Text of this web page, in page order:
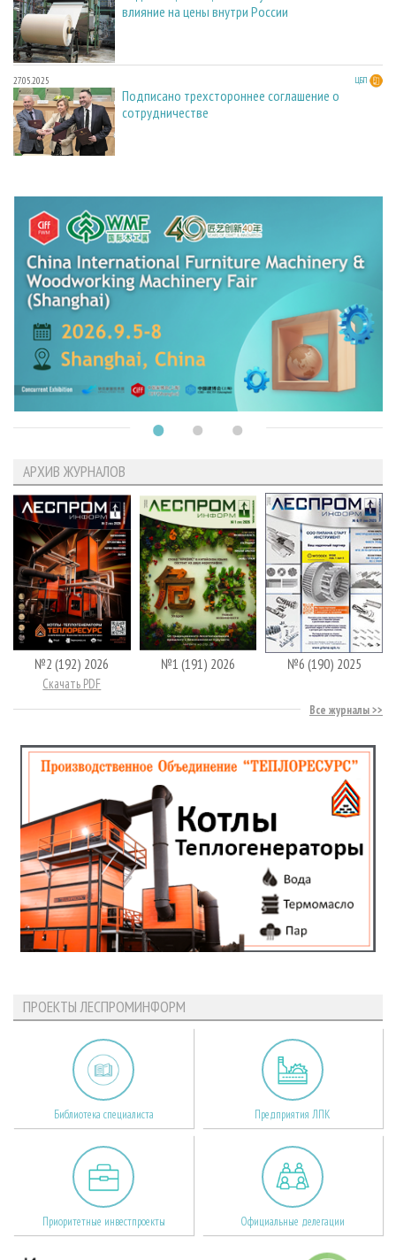
влияние на цены внутри России
27.05.2025 ЦБП
Подписано трехстороннее соглашение о
сотрудничестве
АРХИВ ЖУРНАЛОВ
№2 (192) 2026
Скачать PDF
№1 (191) 2026 №6 (190) 2025
Все журналы
ПРОЕКТЫ ЛЕСПРОМИНФОРМ
Библиотека специалиста Предприятия ЛПК
Приоритетные инвестпроекты Официальные делегации